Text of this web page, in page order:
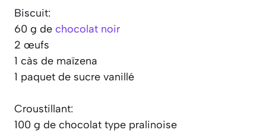
Biscuit:
60 g de chocolat noir
2 œufs
1 càs de maïzena
1 paquet de sucre vanillé
Croustillant:
100 g de chocolat type pralinoise